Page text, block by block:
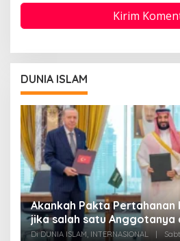
DUNIA ISLAM
Akankah Pakta
jika salah satu Anggotanya
Di DUNIA ISLAM, INTERNASIONAL |